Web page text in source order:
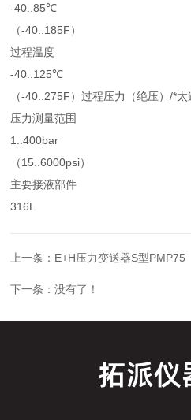
-40..85℃
（-40..185F）
过程温度
-40..125℃
（-40..275F）过程压力（绝压）/*
压力测量范围
1..400bar
（15..6000psi）
主要接液部件
316L
上一条： E+H压力变送器S型PMP75
下一条：没有了！